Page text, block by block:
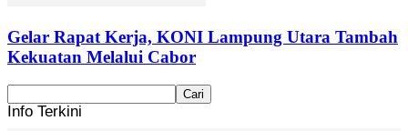
Gelar Rapat Kerja, KONI Lampung Utara Tambah
Kekuatan Melalui Cabor
Info Terkini